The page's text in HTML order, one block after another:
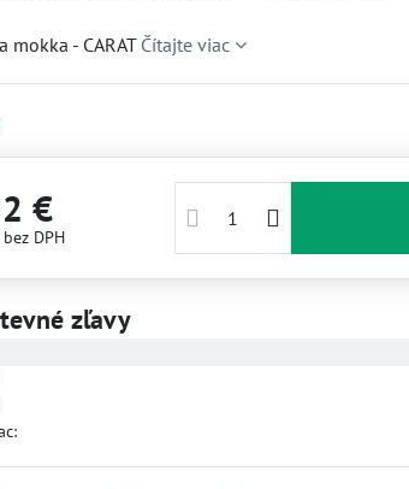
mokka - CARAT Čítajte viac
€
bez DPH
zľavy
: